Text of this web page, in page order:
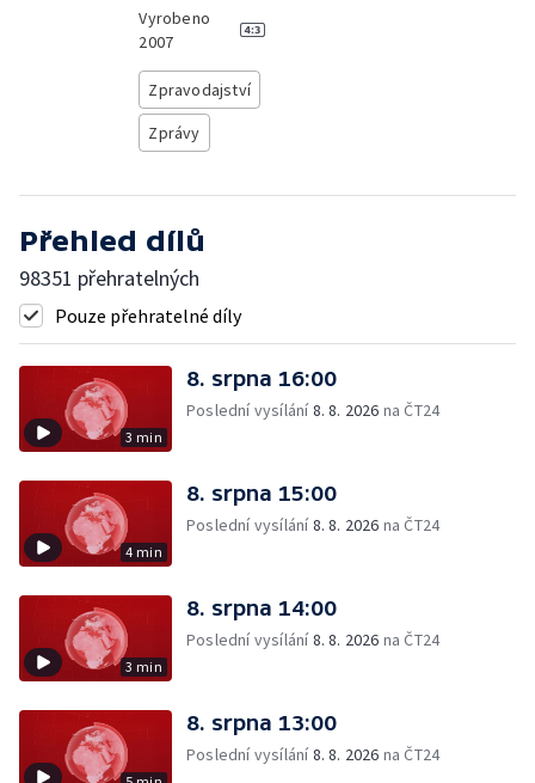
Vyrobeno
2007
Zpravodajství
Zprávy
Přehled dílů
98351 přehratelných
Pouze přehratelné díly
3 min
8. srpna 16:00
Poslední vysílání8. 8. 2026 na ČT24
4 min
8. srpna 15:00
Poslední vysílání8. 8. 2026 na ČT24
3 min
8. srpna 14:00
Poslední vysílání8. 8. 2026 na ČT24
8. srpna 13:00
Poslední vysílání8. 8. 2026 na ČT24